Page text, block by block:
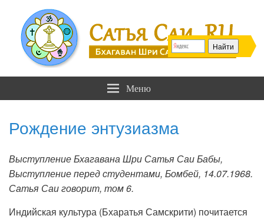
Сатья Саи .RU Меню
Рождение энтузиазма
Выступление Бхагавана Шри Сатья Саи Бабы,
Выступление перед студентами, Бомбей, 14.07.1968.
Сатья Саи говорит, том 6.
Индийская культура (Бхаратья Самскрити) почитается